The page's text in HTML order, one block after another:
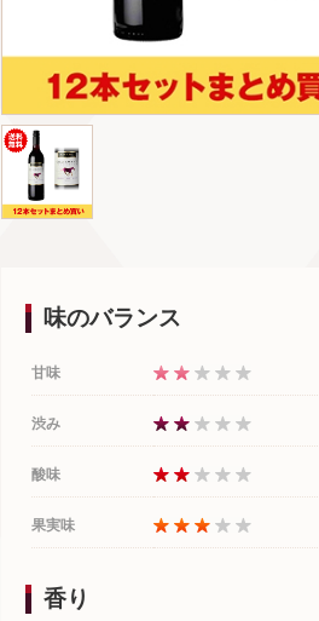
味のバランス
甘味
渋み
酸味
果実味
香り